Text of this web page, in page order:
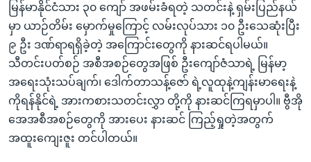
မြန်မာနိုင်ငံသား ၃၀ ကျော် အဖမ်းခံရတဲ့ သတင်းနဲ့ ရှမ်းပြည်နယ်
မှာ ယာဉ်တိမ်း မှောက်မှုကြောင့် လမ်းလုပ်သား ၁၀ ဦးသေဆုံးပြီး
၉ ဦး ဒဏ်ရာရရှိခဲ့တဲ့ အကြောင်းတွေကို နားဆင်ရပါမယ်။
သီတင်းပတ်စဉ် အစီအစဉ်တွေအဖြစ် ဦးကျော်ဇံသာရဲ့ မြန်မာ့
အရေးသုံးသပ်ချက်၊ ဒေါက်တာသန့်ဇော် ရဲ့လူထုနဲ့ကျန်းမာရေးနဲ့
ကိုရန်နိုင်ရဲ့ အားကစားသတင်းလွှာ တို့ကို နားဆင်ကြရမှာပါ။ ဗွီအို
အေအစီအစဉ်တွေကို အားပေး နားဆင် ကြည့်ရှုတဲ့အတွက်
အထူးကျေးဇူး တင်ပါတယ်။